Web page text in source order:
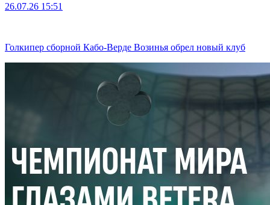
26.07.26 15:51
Голкипер сборной Кабо-Верде Возинья обрел новый клуб